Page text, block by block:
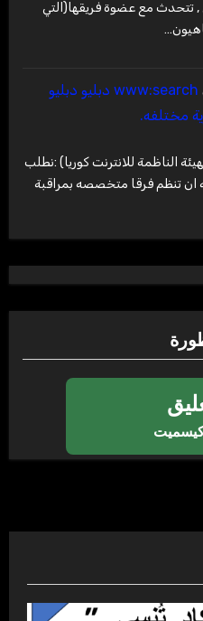
, تتحدث مع عضوة فريقها(التي
www:search دبليو دبليو
مختلفه.
الناظمة للانترنت كوريا) :نطلب
ان تنظم فرقا متخصصه بمراقبة